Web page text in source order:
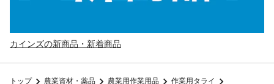
カインズの新商品・新着商品
トップ 農業資材・薬品 農業用作業用品
作業用タライ